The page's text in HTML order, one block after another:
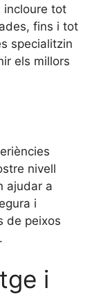
incloure tot
fins i tot
specialitzin
els millors
nivell
ajudar a
i
de peixos
i